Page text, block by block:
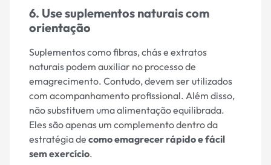
6. Use suplementos naturais com
orientação
Suplementos como fibras, chás e extratos
naturais podem auxiliar no processo de
emagrecimento. Contudo, devem ser utilizados
com acompanhamento profissional. Além disso,
não substituem uma alimentação equilibrada.
Eles são apenas um complemento dentro da
estratégia de como emagrecer rápido e fácil
sem exercício.